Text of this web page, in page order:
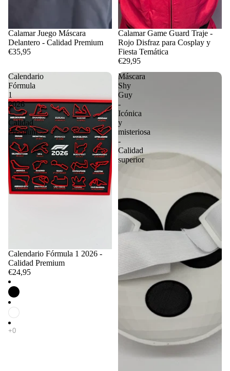
Calamar Juego Máscara
Delantero - Calidad Premium
€35,95
Calamar Game Guard Traje -
Rojo Disfraz para Cosplay y
Fiesta Temática
€29,95
Calendario
Fórmula
1
2026
-
Calidad
Premium
Calendario Fórmula 1 2026 -
Calidad Premium
€24,95
Máscara
Shy
Guy
-
Icónica
y
misteriosa
-
Calidad
superior